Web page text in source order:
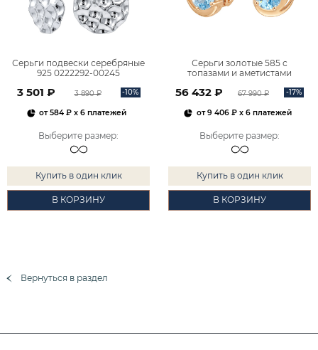
Серьги подвески серебряные
925 0222292-00245
3 501 ₽ 3 890 ₽ -10%
от584 ₽ x 6 платежей
Выберите размер:
Купить в один клик
В КОРЗИНУ
Серьги золотые 585 с
топазами и аметистами
56 432 ₽ 67 990 ₽ -17%
от9 406 ₽x 6 платежей
Выберите размер:
Купить в один клик
В КОРЗИНУ
Вернуться в раздел